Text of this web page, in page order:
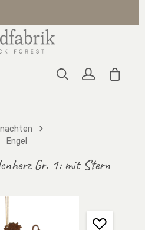
Engel
Gr. 1: mit Stern